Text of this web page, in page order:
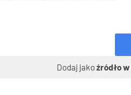
Dodaj jakoźródło w